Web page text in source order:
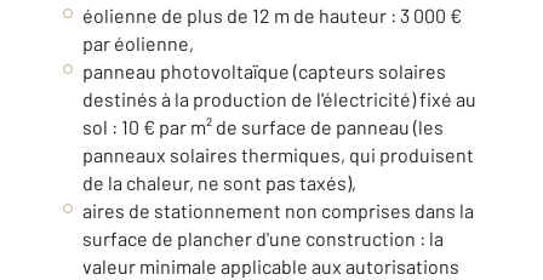
éolienne de plus de 12 m de hauteur : 3 000 €
par éolienne,
panneau photovoltaïque (capteurs solaires
destinés à la production de l'électricité) fixé au
sol : 10 € par m² de surface de panneau (les
panneaux solaires thermiques, qui produisent
de la chaleur, ne sont pas taxés),
aires de stationnement non comprises dans la
surface de plancher d'une construction : la
valeur minimale applicable aux autorisations